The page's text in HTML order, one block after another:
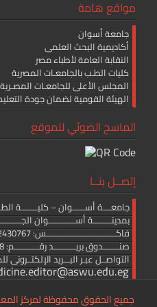
مواقع هامة
جامعة أسوان
أكاديمية البحث العلمى
النقابة العامة لأطباء مصر
كليات الطـب بالجامعـات المصرية
المجلس الأعلى للجامعـات المصـرية
الهيئة القومية لضمان جودة
الماسح الضوئي للموقع
إتصــل بنــا
جامعــــة أســــــوان – كليــــــــة
بمدينـــــــــة أســـــــــــــوان
فاكــــــــــــــــــــــــــــــــــس: 097/2430767
صنــــــــدوق بريـــــــــــد رقــــــــــــم: 81528
التواصــل عبـر البـــريد الإلكتــرونى
medicine.editor@aswu.edu.eg
جميع الحقوق محفوظة لمركز